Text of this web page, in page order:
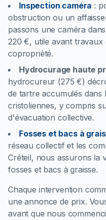
Inspection caméra :
obstruction ou un
passons une caméra
220 €, utile avant travaux
copropriété.
Hydrocurage haute
hydrocureur (275 €)
de tartre accumulés dans
cristoliennes, y compris
d'évacuation collective.
Fosses et bacs à
réseau collectif et les
Créteil, nous assurons la
fosses et bacs à graisse.
Chaque intervention
une annonce de prix.
avant que nous